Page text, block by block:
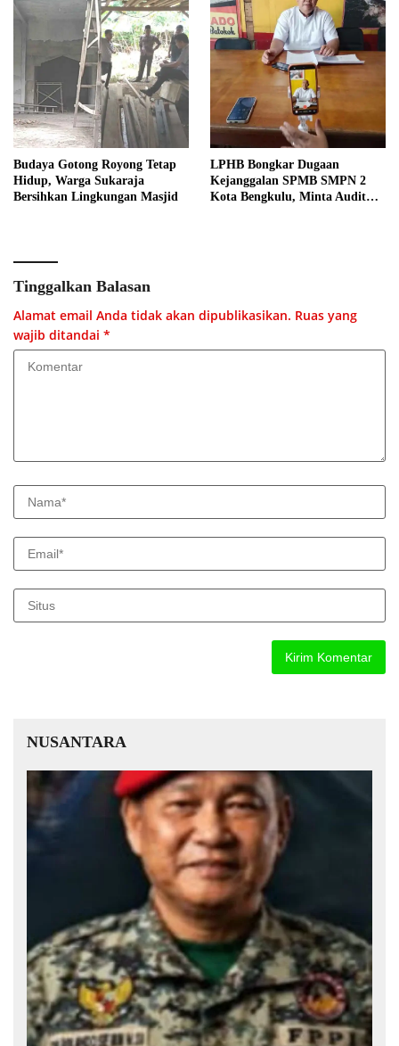
Budaya Gotong Royong Tetap
Hidup, Warga Sukaraja
Bersihkan Lingkungan Masjid
LPHB Bongkar Dugaan
Kejanggalan SPMB SMPN 2
Kota Bengkulu, Minta Audit
Tinggalkan Balasan
Alamat email Anda tidak akan dipublikasikan. Ruas yang
wajib ditandai *
NUSANTARA